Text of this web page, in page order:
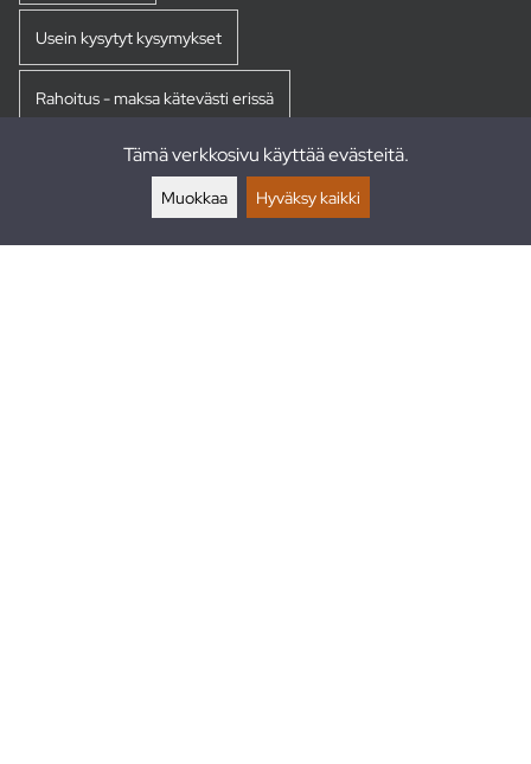
Usein kysytyt kysymykset
Rahoitus - maksa kätevästi erissä
Tämä verkkosivu käyttää evästeitä.
Muokkaa Hyväksy kaikki